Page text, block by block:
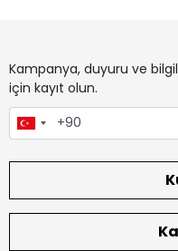
Kampanya, duyuru ve
için kayıt olun.